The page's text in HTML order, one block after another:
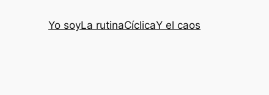
Yo soyLa rutinaCíclicaY el caos